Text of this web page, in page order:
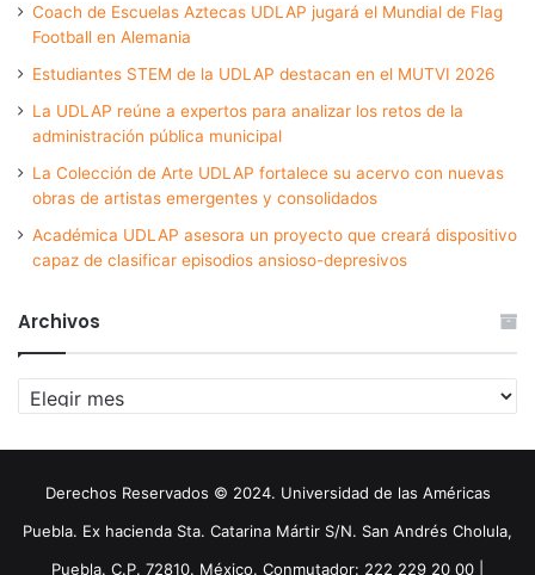
Coach de Escuelas Aztecas UDLAP jugará el Mundial de Flag
Football en Alemania
Estudiantes STEM de la UDLAP destacan en el MUTVI 2026
La UDLAP reúne a expertos para analizar los retos de la
administración pública municipal
La Colección de Arte UDLAP fortalece su acervo con nuevas
obras de artistas emergentes y consolidados
Académica UDLAP asesora un proyecto que creará dispositivo
capaz de clasificar episodios ansioso-depresivos
Archivos
Archivos
Derechos Reservados © 2024. Universidad de las Américas
Puebla. Ex hacienda Sta. Catarina Mártir S/N. San Andrés Cholula,
Puebla. C.P. 72810. México. Conmutador: 222 229 20 00 |